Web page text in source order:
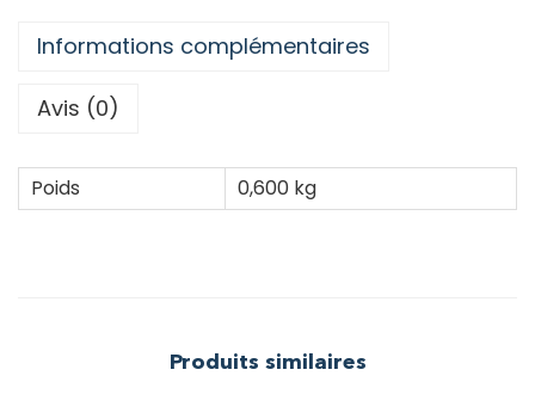
Informations complémentaires
Avis (0)
Poids 0,600 kg
Produits similaires